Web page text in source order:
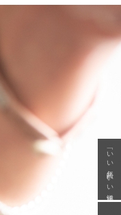
「いい年齢 いい洋服」